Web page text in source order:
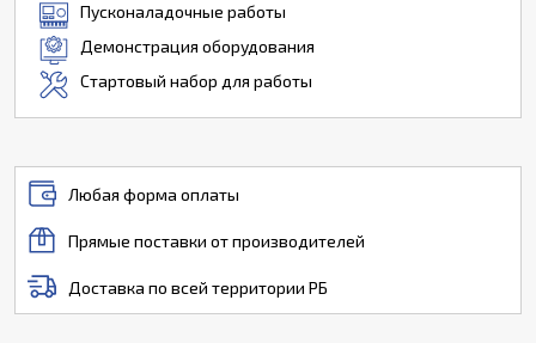
Пусконаладочные работы
Демонстрация оборудования
Стартовый набор для работы
Любая форма оплаты
Прямые поставки от производителей
Доставка по всей территории РБ